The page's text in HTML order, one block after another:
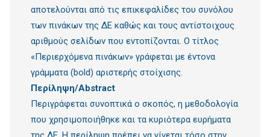
αποτελούνται από τις επικεφαλίδες του συνόλου
των πινάκων της ΔΕ καθώς και τους αντίστοιχους
αριθμούς σελίδων που εντοπίζονται. Ο τίτλος
«Περιερχόμενα πινάκων» γράφεται με έντονα
γράμματα (bold) αριστερής στοίχισης.
Περίληψη/Abstract
Περιγράφεται συνοπτικά ο σκοπός, η μεθοδολογία
που χρησιμοποιήθηκε και τα κυριότερα ευρήματα